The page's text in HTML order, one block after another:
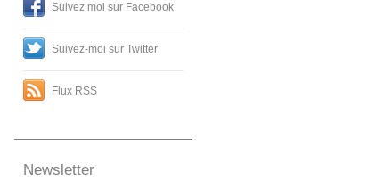
Suivez moi sur Facebook
Suivez-moi sur Twitter
Flux RSS
Newsletter